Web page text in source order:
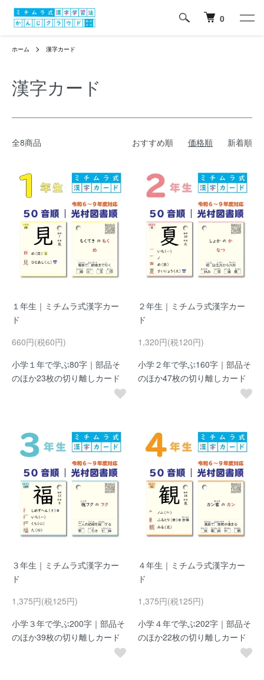
0
ホーム 漢字カード
漢字カード
全8商品 おすすめ順 価格順 新着順
１年生｜ミチムラ式漢字カー
ド
660円(税60円)
小学１年で学ぶ80字｜部品そ
のほか23枚の切り離しカード
２年生｜ミチムラ式漢字カー
ド
1,320円(税120円)
小学２年で学ぶ160字｜部品そ
のほか47枚の切り離しカード
３年生｜ミチムラ式漢字カー
ド
1,375円(税125円)
小学３年で学ぶ200字｜部品そ
のほか39枚の切り離しカード
４年生｜ミチムラ式漢字カー
ド
1,375円(税125円)
小学４年で学ぶ202字｜部品そ
のほか22枚の切り離しカード